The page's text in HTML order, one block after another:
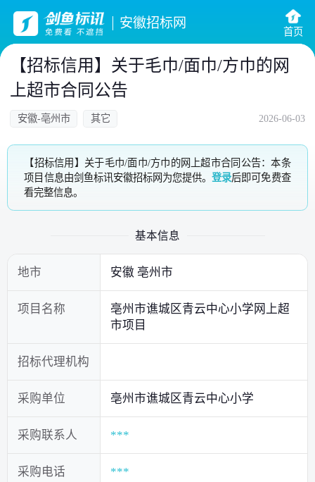
安徽招标网
首页
【招标信用】关于毛巾/面巾/方巾的网
上超市合同公告
安徽-亳州市 其它 2026-06-03
【招标信用】关于毛巾/面巾/方巾的网上超市合同公告：本条
项目信息由剑鱼标讯安徽招标网为您提供。登录后即可免费查
看完整信息。
基本信息
地市 安徽 亳州市
项目名称
亳州市谯城区青云中心小学网上超
市项目
招标代理机构
采购单位 亳州市谯城区青云中心小学
采购联系人 ***
采购电话 ***